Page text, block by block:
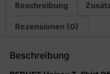
Beschreibung
Rezensionen (0)
Beschreibung